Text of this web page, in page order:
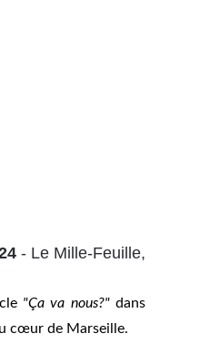
- Le Mille-Feuille,
"Ça va nous?" dans
cœur de Marseille.